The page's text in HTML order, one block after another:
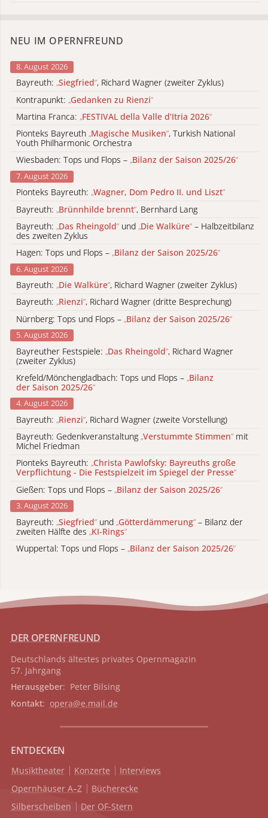
NEU IM OPERNFREUND
8. August 2026
Bayreuth: „Siegfried“, Richard Wagner (zweiter Zyklus)
Kontrapunkt: „Gedanken zu Rienzi“
Martina Franca: „FESTIVAL della Valle d’Itria 2026“
Pionteks Bayreuth „Magische Musiken“, Turkish National
Youth Philharmonic Orchestra
Wiesbaden: Tops und Flops – „Bilanz der Saison 2025/26“
7. August 2026
Pionteks Bayreuth: „Wagner, Dom Pedro II. und Liszt“
Bayreuth: „Brünnhilde brennt“, Bernhard Lang
Bayreuth: „Das Rheingold“ und „Die Walküre“ – Halbzeitbilanz
des zweiten Zyklus
Hagen: Tops und Flops – „Bilanz der Saison 2025/26“
6. August 2026
Bayreuth: „Die Walküre“, Richard Wagner (zweiter Zyklus)
Bayreuth: „Rienzi“, Richard Wagner (dritte Besprechung)
Nürnberg: Tops und Flops – „Bilanz der Saison 2025/26“
5. August 2026
Bayreuther Festspiele: „Das Rheingold“, Richard Wagner
(zweiter Zyklus)
Krefeld/Mönchengladbach: Tops und Flops – „Bilanz
der Saison 2025/26“
4. August 2026
Bayreuth: „Rienzi“, Richard Wagner (zweite Vorstellung)
Bayreuth: Gedenkveranstaltung „Verstummte Stimmen“ mit
Michel Friedman
Pionteks Bayreuth: „Christa Pawlofsky: Bayreuths große
Verpflichtung - Die Festspielzeit im Spiegel der Presse“
Gießen: Tops und Flops – „Bilanz der Saison 2025/26“
3. August 2026
Bayreuth: „Siegfried“ und „Götterdämmerung“ – Bilanz der
zweiten Hälfte des „KI-Rings“
Wuppertal: Tops und Flops – „Bilanz der Saison 2025/26“
DER OPERNFREUND
Deutschlands ältestes privates Opernmagazin
57. Jahrgang
Herausgeber: Peter Bilsing
Kontakt: opera@e.mail.de
ENTDECKEN
Musiktheater Konzerte
Interviews
Opernhäuser A–Z
Bücherecke
Silberscheiben
Der OF-Stern